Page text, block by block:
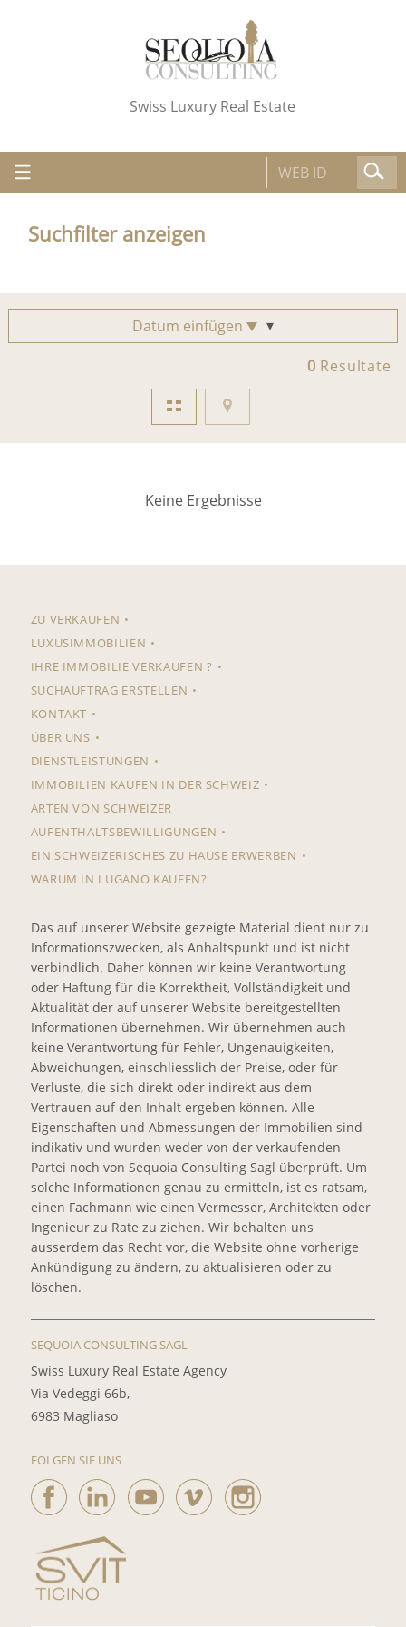
Swiss Luxury Real Estate
Suchfilter anzeigen
Datum einfügen
0 Resultate
Keine Ergebnisse
ZU VERKAUFEN
LUXUSIMMOBILIEN
IHRE IMMOBILIE VERKAUFEN ?
SUCHAUFTRAG ERSTELLEN
KONTAKT
ÜBER UNS
DIENSTLEISTUNGEN
IMMOBILIEN KAUFEN IN DER SCHWEIZ
ARTEN VON SCHWEIZER
AUFENTHALTSBEWILLIGUNGEN
EIN SCHWEIZERISCHES ZU HAUSE ERWERBEN
WARUM IN LUGANO KAUFEN?
Das auf unserer Website gezeigte Material dient nur zu
Informationszwecken, als Anhaltspunkt und ist nicht
verbindlich. Daher können wir keine Verantwortung
oder Haftung für die Korrektheit, Vollständigkeit und
Aktualität der auf unserer Website bereitgestellten
Informationen übernehmen. Wir übernehmen auch
keine Verantwortung für Fehler, Ungenauigkeiten,
Abweichungen, einschliesslich der Preise, oder für
Verluste, die sich direkt oder indirekt aus dem
Vertrauen auf den Inhalt ergeben können. Alle
Eigenschaften und Abmessungen der Immobilien sind
indikativ und wurden weder von der verkaufenden
Partei noch von Sequoia Consulting Sagl überprüft. Um
solche Informationen genau zu ermitteln, ist es ratsam,
einen Fachmann wie einen Vermesser, Architekten oder
Ingenieur zu Rate zu ziehen. Wir behalten uns
ausserdem das Recht vor, die Website ohne vorherige
Ankündigung zu ändern, zu aktualisieren oder zu
löschen.
SEQUOIA CONSULTING SAGL
Swiss Luxury Real Estate Agency
Via Vedeggi 66b,
6983 Magliaso
FOLGEN SIE UNS